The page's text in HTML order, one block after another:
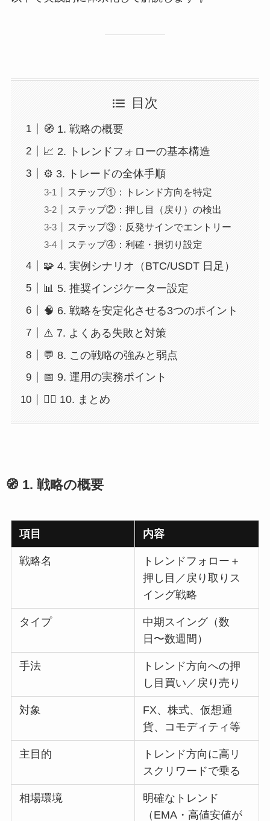
目次
🧭 1. 戦略の概要
📈 2. トレンドフォローの基本構造
⚙️ 3. トレードの全体手順
ステップ①：トレンド方向を特定
ステップ②：押し目（戻り）の検出
ステップ③：反発サインでエントリー
ステップ④：利確・損切り設定
🧩 4. 実例シナリオ（BTC/USDT 日足）
📊 5. 推奨インジケーター設定
🧠 6. 戦略を安定化させる3つのポイント
⚠️ 7. よくある失敗と対策
💬 8. この戦略の強みと弱点
📅 9. 運用の実務ポイント
🧘‍♂️ 10. まとめ
🧭 1. 戦略の概要
項目 内容
戦略名
トレンドフォロー＋
押し目／戻り取りス
イング戦略
タイプ
中期スイング（数
日〜数週間）
手法
トレンド方向への押
し目買い／戻り売り
対象
FX、株式、仮想通
貨、コモディティ等
主目的
トレンド方向に高リ
スクリワードで乗る
相場環境
明確なトレンド
（EMA・高値安値が